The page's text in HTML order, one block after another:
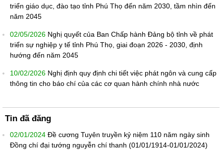
triển giáo dục, đào tạo tỉnh Phú Thọ đến năm 2030, tầm nhìn đến
năm 2045
02/05/2026 Nghị quyết của Ban Chấp hành Đảng bộ tỉnh về phát
triển sự nghiệp y tế tỉnh Phú Thọ, giai đoạn 2026 - 2030, định
hướng đến năm 2045
10/02/2026 Nghị định quy định chi tiết việc phát ngôn và cung cấp
thông tin cho báo chí của các cơ quan hành chính nhà nước
Tin đã đăng
02/01/2024 Đề cương Tuyên truyền kỷ niệm 110 năm ngày sinh
Đồng chí đại tướng nguyễn chí thanh (01/01/1914-01/01/2024)